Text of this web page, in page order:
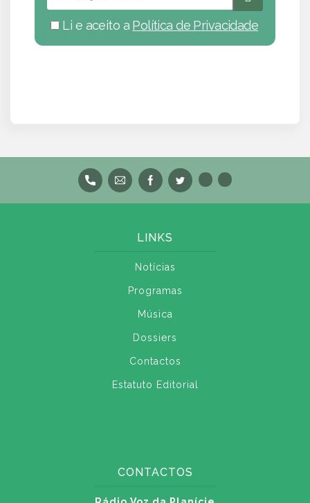
Li e aceito a Política de Privacidade
LINKS
Notícias
Programas
Música
Dossiers
Contactos
Estatuto Editorial
CONTACTOS